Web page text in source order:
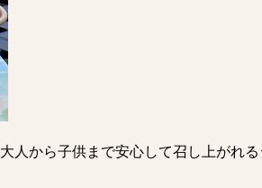
大人から子供まで安心して召し上がれ